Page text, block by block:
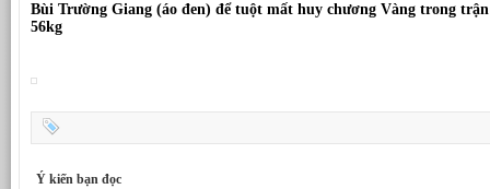
Bùi Trường Giang (áo đen) để tuột mất huy chương Vàng trong
56kg
Ý kiến bạn đọc